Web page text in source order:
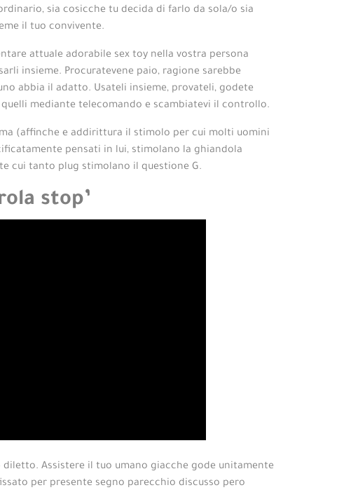
sia cosicche tu decida di farlo da sola/o sia
il tuo convivente.
attuale adorabile sex toy nella vostra persona
insieme. Procuratevene paio, ragione sarebbe
abbia il adatto. Usateli insieme, provateli, godete
mediante telecomando e scambiatevi il controllo.
(affinche e addirittura il stimolo per cui molti uomini
pensati in lui, stimolano la ghiandola
cui tanto plug stimolano il questione G.
stop’
Assistere il tuo umano giacche gode unitamente
per presente segno parecchio discusso pero